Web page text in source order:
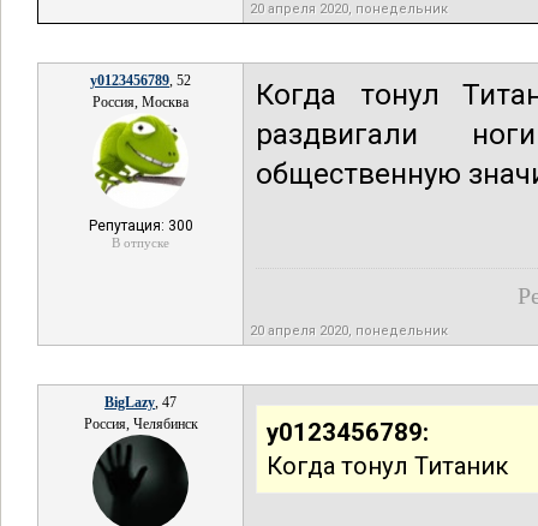
20 апреля 2020, понедельник
y0123456789, 52
Россия, Москва
Репутация: 300
В отпуске
Когда тонул
раздвигали
общественную
20 апреля 2020, понедельник
BigLazy, 47
Россия, Челябинск
y0123456789:
Когда тонул Титаник